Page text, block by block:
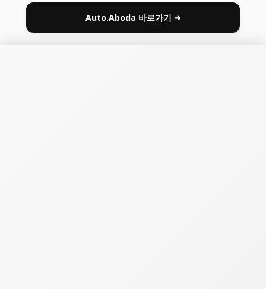
Auto.Aboda 바로가기 ➔